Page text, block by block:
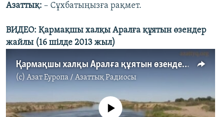
Азаттық: – Сұхбатыңызға рақмет.
ВИДЕО: Қармақшы халқы Аралға құятын өзендер
жайлы (16 шілде 2013 жыл)
Қармақшы халқы Аралға құятын өзендер жайлы
(c) Азат Еуропа / Азаттық Радиосы
No media source currently available